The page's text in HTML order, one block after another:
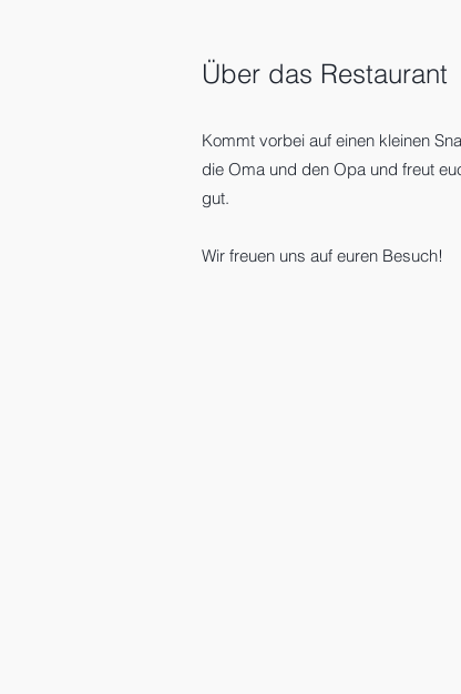
Über das Restaurant
Kommt vorbei auf einen kleinen
die Oma und den Opa und freut
gut.
Wir freuen uns auf euren Besuch!